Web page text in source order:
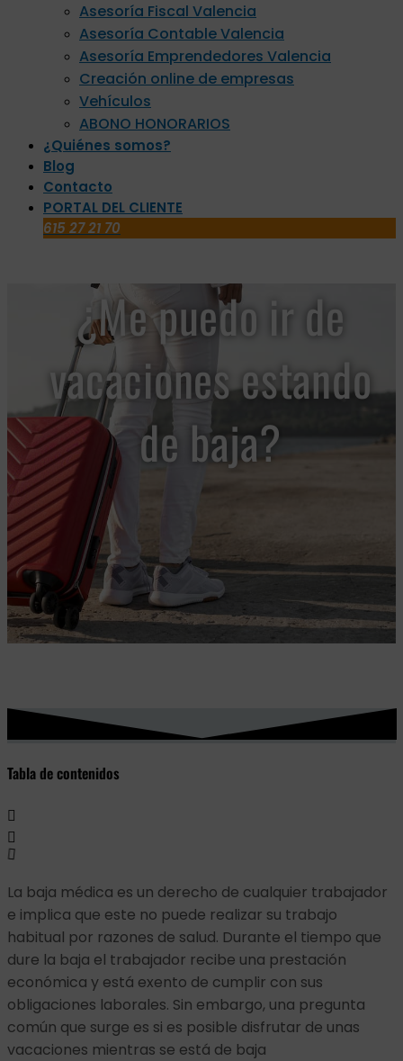
Asesoría Fiscal Valencia
Asesoría Contable Valencia
Asesoría Emprendedores Valencia
Creación online de empresas
Vehículos
ABONO HONORARIOS
¿Quiénes somos?
Blog
Contacto
PORTAL DEL CLIENTE
615 27 21 70
¿Me puedo ir de
vacaciones estando
de baja?
Tabla de contenidos
La baja médica es un derecho de cualquier trabajador
e implica que este no puede realizar su trabajo
habitual por razones de salud. Durante el tiempo que
dure la baja el trabajador recibe una prestación
económica y está exento de cumplir con sus
obligaciones laborales. Sin embargo, una pregunta
común que surge es si es posible disfrutar de unas
vacaciones mientras se está de baja